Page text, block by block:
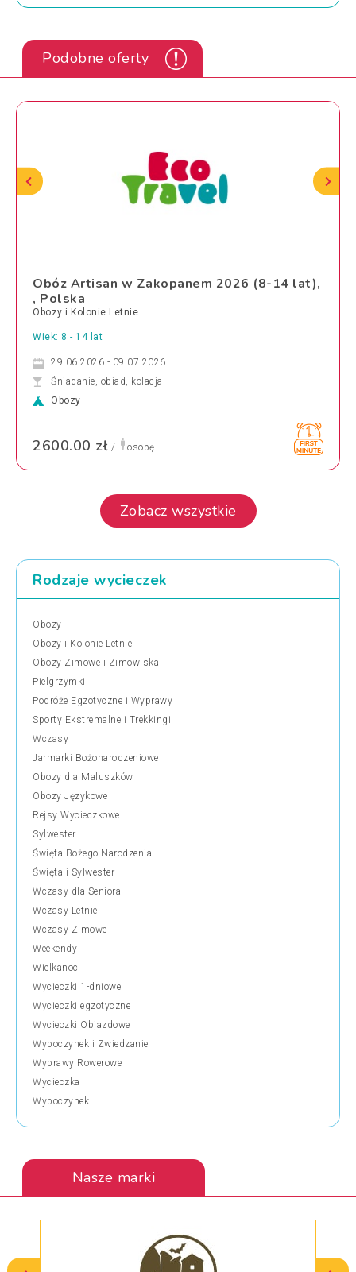
Podobne oferty
Obóz Artisan w Zakopanem 2026 (8-14 lat),
, Polska
Obozy i Kolonie Letnie
Wiek: 8 - 14 lat
29.06.2026 - 09.07.2026
Śniadanie, obiad, kolacja
Obozy
2600.00 zł / osobę
Zobacz wszystkie
Rodzaje wycieczek
Obozy
Obozy i Kolonie Letnie
Obozy Zimowe i Zimowiska
Pielgrzymki
Podróże Egzotyczne i Wyprawy
Sporty Ekstremalne i Trekkingi
Wczasy
Jarmarki Bożonarodzeniowe
Obozy dla Maluszków
Obozy Językowe
Rejsy Wycieczkowe
Sylwester
Święta Bożego Narodzenia
Święta i Sylwester
Wczasy dla Seniora
Wczasy Letnie
Wczasy Zimowe
Weekendy
Wielkanoc
Wycieczki 1-dniowe
Wycieczki egzotyczne
Wycieczki Objazdowe
Wypoczynek i Zwiedzanie
Wyprawy Rowerowe
Wycieczka
Wypoczynek
Nasze marki